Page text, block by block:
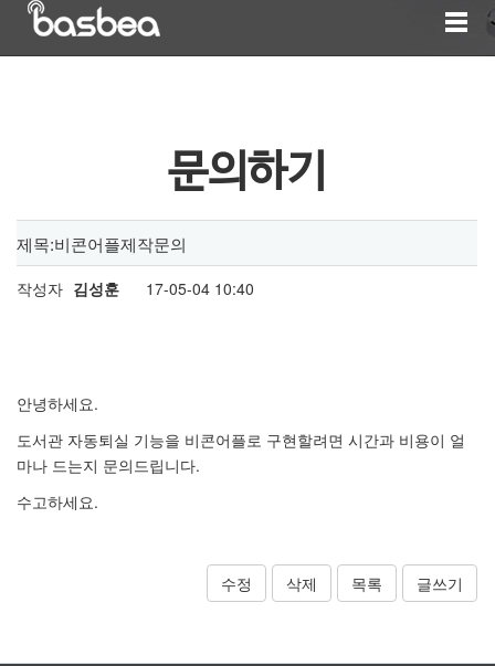
문의하기
제목:비콘어플제작문의
작성자 김성훈 17-05-04 10:40
안녕하세요.
도서관 자동퇴실 기능을 비콘어플로 구현할려면 시간과 비용이 얼
마나 드는지 문의드립니다.
수고하세요.
수정 삭제 목록 글쓰기